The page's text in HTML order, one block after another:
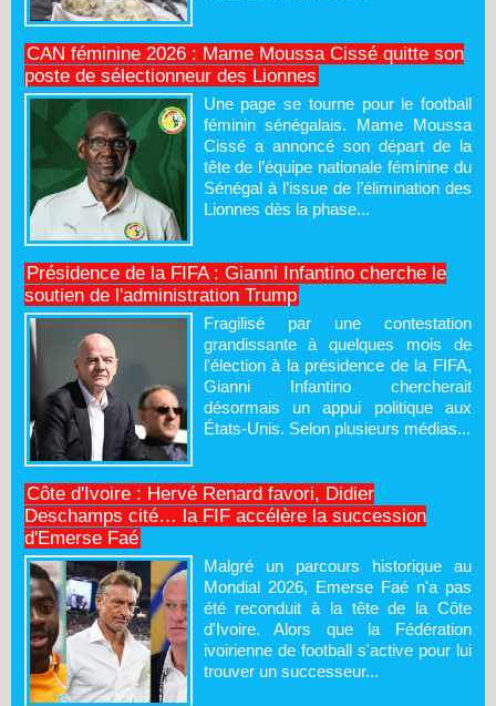
CAN féminine 2026 : Mame Moussa Cissé quitte son
poste de sélectionneur des Lionnes
Une page se tourne pour le football
féminin sénégalais. Mame Moussa
Cissé a annoncé son départ de la
tête de l’équipe nationale féminine du
Sénégal à l’issue de l’élimination des
Lionnes dès la phase...
Présidence de la FIFA : Gianni Infantino cherche le
soutien de l'administration Trump
Fragilisé par une contestation
grandissante à quelques mois de
l'élection à la présidence de la FIFA,
Gianni Infantino chercherait
désormais un appui politique aux
États-Unis. Selon plusieurs médias...
Côte d'Ivoire : Hervé Renard favori, Didier
Deschamps cité… la FIF accélère la succession
d'Emerse Faé
Malgré un parcours historique au
Mondial 2026, Emerse Faé n'a pas
été reconduit à la tête de la Côte
d'Ivoire. Alors que la Fédération
ivoirienne de football s'active pour lui
trouver un successeur...